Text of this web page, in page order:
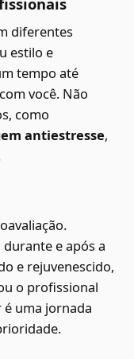
diferentes
estilo e
tempo até
você. Não
como
antiestresse,
e após a
e rejuvenescido,
o profissional
é uma jornada